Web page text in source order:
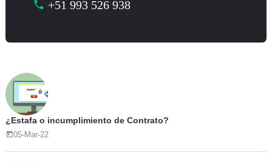
+51 993 526 938
¿Estafa o incumplimiento de Contrato?
05-Mar-22